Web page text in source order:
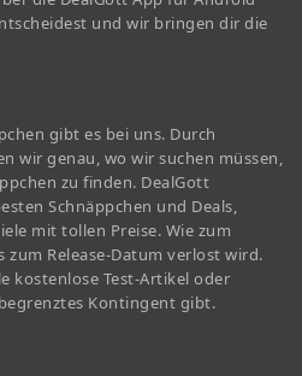
und wir bringen dir die
gibt es bei uns. Durch
wir genau, wo wir suchen müssen,
zu finden. DealGott
Schnäppchen und Deals,
mit tollen Preise. Wie zum
zum Release-Datum verlost wird.
kostenlose Test-Artikel oder
Kontingent gibt.